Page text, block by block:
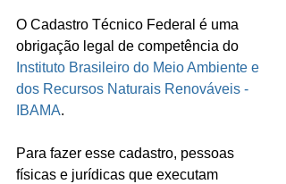
O Cadastro Técnico Federal é uma
obrigação legal de competência do
Instituto Brasileiro do Meio Ambiente e
dos Recursos Naturais Renováveis -
IBAMA.
Para fazer esse cadastro, pessoas
físicas e jurídicas que executam